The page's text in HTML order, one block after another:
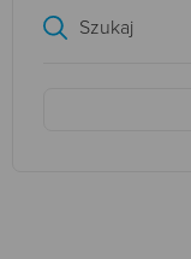
Szukaj